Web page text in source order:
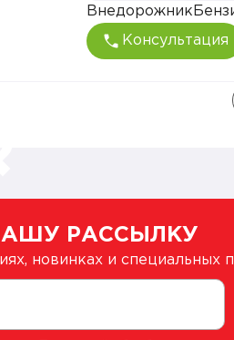
Внедорожник
Консультация
РАССЫЛКУ
новинках и специальных